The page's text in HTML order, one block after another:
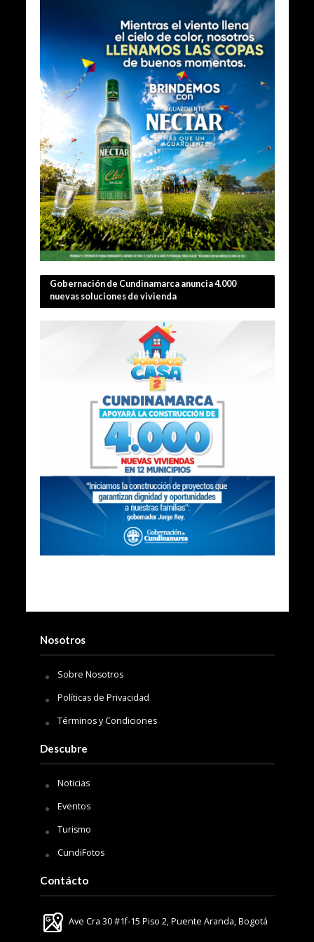
Gobernación de Cundinamarca anuncia 4.000
nuevas soluciones de vivienda
Nosotros
Sobre Nosotros
Políticas de Privacidad
Términos y Condiciones
Descubre
Noticias
Eventos
Turismo
CundiFotos
Contácto
Ave Cra 30 #1f-15 Piso 2, Puente Aranda, Bogotá